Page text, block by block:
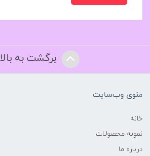
برگشت به بالا
منوی وب‌سایت
خانه
نمونه محصولات
درباره ما